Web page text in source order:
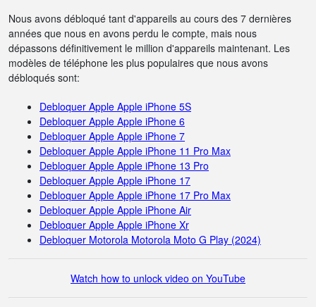
Nous avons débloqué tant d'appareils au cours des 7 dernières
années que nous en avons perdu le compte, mais nous
dépassons définitivement le million d'appareils maintenant. Les
modèles de téléphone les plus populaires que nous avons
débloqués sont:
Debloquer Apple Apple iPhone 5S
Debloquer Apple Apple iPhone 6
Debloquer Apple Apple iPhone 7
Debloquer Apple Apple iPhone 11 Pro Max
Debloquer Apple Apple iPhone 13 Pro
Debloquer Apple Apple iPhone 17
Debloquer Apple Apple iPhone 17 Pro Max
Debloquer Apple Apple iPhone Air
Debloquer Apple Apple iPhone Xr
Debloquer Motorola Motorola Moto G Play (2024)
Watch how to unlock video on YouTube